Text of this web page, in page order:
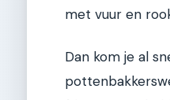
met vuur en
Dan kom je al